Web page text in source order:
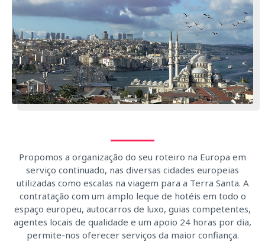
Propomos a organização do seu roteiro na Europa em
serviço continuado, nas diversas cidades europeias
utilizadas como escalas na viagem para a Terra Santa. A
contratação com um amplo leque de hotéis em todo o
espaço europeu, autocarros de luxo, guias competentes,
agentes locais de qualidade e um apoio 24 horas por dia,
permite-nos oferecer serviços da maior confiança.